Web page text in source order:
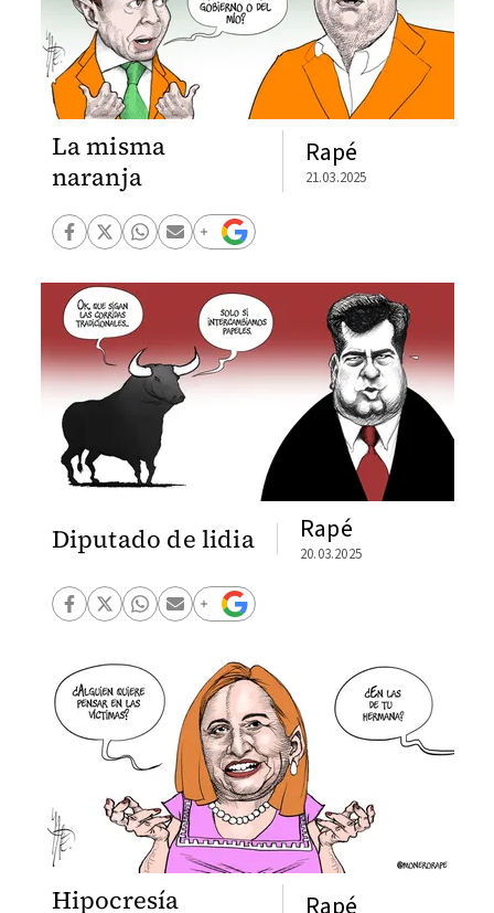
La misma
naranja
Rapé
21.03.2025
Diputado de lidia Rapé
20.03.2025
Hipocresía Rapé